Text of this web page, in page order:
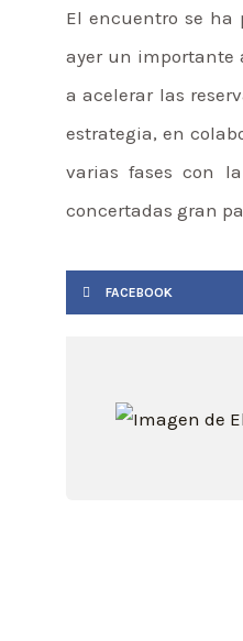
El encuentro se ha
ayer un importante
a acelerar las
estrategia, en
varias fases con
concertadas gran
FACEBOOK